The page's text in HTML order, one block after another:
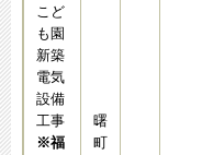
こど
も園
新築
電気
設備
工事
※福
曙
町